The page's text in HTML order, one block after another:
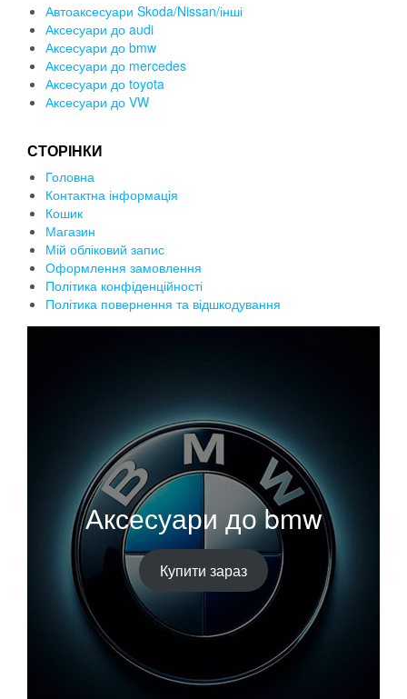
Автоаксесуари Skoda/Nissan/інші
Аксесуари до audi
Аксесуари до bmw
Аксесуари до mercedes
Аксесуари до toyota
Аксесуари до VW
СТОРІНКИ
Головна
Контактна інформація
Кошик
Магазин
Мій обліковий запис
Оформлення замовлення
Політика конфіденційності
Політика повернення та відшкодування
Аксесуари до bmw
Купити зараз